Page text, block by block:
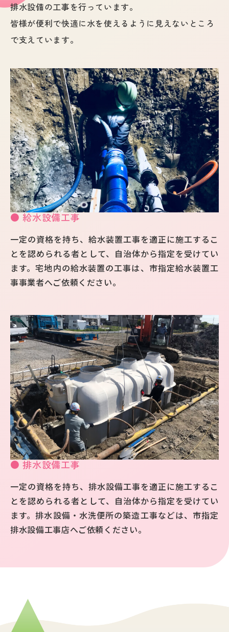
排水設備の工事を行っています。
皆様が便利で快適に水を使えるように見えないところ
で支えています。
● 給水設備工事
一定の資格を持ち、給水装置工事を適正に施工するこ
とを認められる者として、自治体から指定を受けてい
ます。宅地内の給水装置の工事は、市指定給水装置工
事事業者へご依頼ください。
● 排水設備工事
一定の資格を持ち、排水設備工事を適正に施工するこ
とを認められる者として、自治体から指定を受けてい
ます。排水設備・水洗便所の築造工事などは、市指定
排水設備工事店へご依頼ください。